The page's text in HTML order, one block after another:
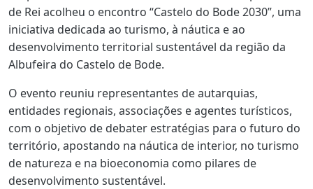
de Rei acolheu o encontro “Castelo do Bode 2030”, uma
iniciativa dedicada ao turismo, à náutica e ao
desenvolvimento territorial sustentável da região da
Albufeira do Castelo de Bode.
O evento reuniu representantes de autarquias,
entidades regionais, associações e agentes turísticos,
com o objetivo de debater estratégias para o futuro do
território, apostando na náutica de interior, no turismo
de natureza e na bioeconomia como pilares de
desenvolvimento sustentável.